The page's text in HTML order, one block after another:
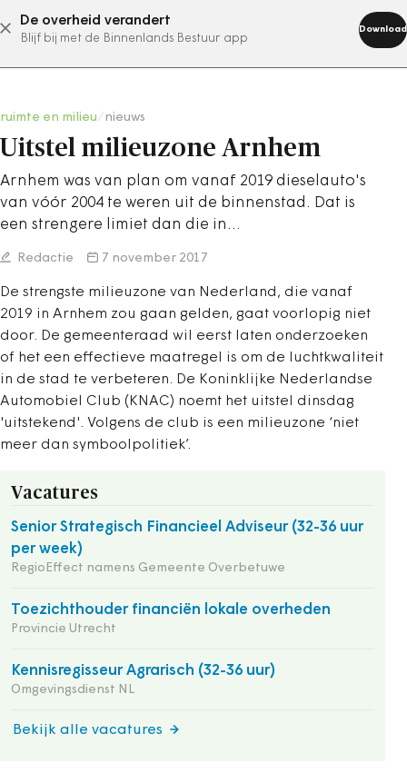
De overheid verandert
Blijf bij met de Binnenlands Bestuur app
Download
abonneer nu
ruimte en milieu nieuws
Uitstel milieuzone Arnhem
Arnhem was van plan om vanaf 2019 dieselauto's
van vóór 2004 te weren uit de binnenstad. Dat is
een strengere limiet dan die in…
Redactie 7 november 2017
De strengste milieuzone van Nederland, die vanaf
2019 in Arnhem zou gaan gelden, gaat voorlopig niet
door. De gemeenteraad wil eerst laten onderzoeken
of het een effectieve maatregel is om de luchtkwaliteit
in de stad te verbeteren. De Koninklijke Nederlandse
Automobiel Club (KNAC) noemt het uitstel dinsdag
'uitstekend'. Volgens de club is een milieuzone ‘niet
meer dan symboolpolitiek’.
Vacatures
Senior Strategisch Financieel Adviseur (32-36 uur
per week)
RegioEffect namens Gemeente Overbetuwe
Toezichthouder financiën lokale overheden
Provincie Utrecht
Kennisregisseur Agrarisch (32-36 uur)
Omgevingsdienst NL
Bekijk alle vacatures